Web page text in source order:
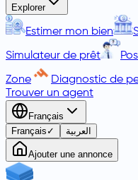
Explorer
Estimer mon bien
Simulateur de prêt
Zone
Diagnostic de
Trouver un agent
Français
Français ✓ العربية
Ajouter une annonce